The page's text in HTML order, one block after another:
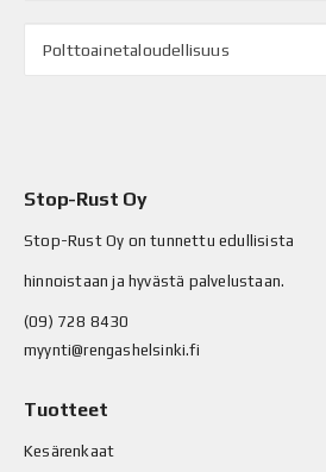
Polttoainetaloudellisuus
Stop-Rust Oy
Stop-Rust Oy on tunnettu edullisista
hinnoistaan ja hyvästä palvelustaan.
(09) 728 8430
myynti@rengashelsinki.fi
Tuotteet
Kesärenkaat